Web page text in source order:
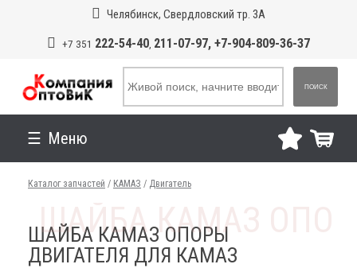
Челябинск, Свердловский тр. 3А
+7 351 222-54-40, 211-07-97, +7-904-809-36-37
ПОИСК
Меню
Каталог запчастей / КАМАЗ / Двигатель
ШАЙБА КАМАЗ ОПОРЫ
ДВИГАТЕЛЯ ДЛЯ КАМАЗ